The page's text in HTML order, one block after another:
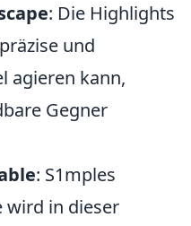
: Die Highlights
und
agieren kann,
Gegner
: S1mples
wird in dieser